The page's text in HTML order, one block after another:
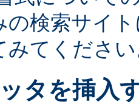
の検索サイ
みてくださ
タを挿入